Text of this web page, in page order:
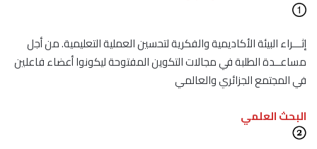
إثـــراء البيئة الأكاديمية والفكرية لتحسين العملية التعليمية. من أجل
مساعــدة الطلبة في مجالات التكوين المفتوحة ليكونوا أعضاء فاعلين
في المجتمع الجزائري والعالمي
البحث العلمي